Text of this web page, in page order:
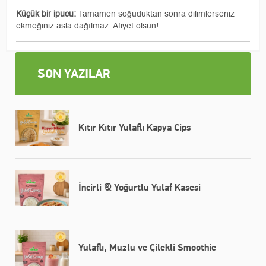
​Küçük bir ipucu: Tamamen soğuduktan sonra dilimlerseniz
ekmeğiniz asla dağılmaz. Afiyet olsun!
SON YAZILAR
Kıtır Kıtır Yulaflı Kapya Cips
​İncirli & Yoğurtlu Yulaf Kasesi
Yulaflı, Muzlu ve Çilekli Smoothie